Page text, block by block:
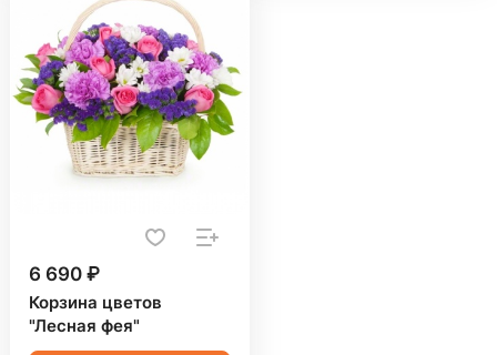
6 690 ₽
Корзина цветов
"Лесная фея"